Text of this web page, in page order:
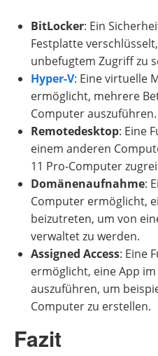
BitLocker: Ein
Festplatte
unbefugtem Zugriff zu
Hyper-V: Eine virtuelle
ermöglicht, mehrere
Computer auszuführen.
Remotedesktop: Eine
einem anderen
11 Pro-Computer
Domänenaufnahme:
Computer ermöglicht,
beizutreten, um von
verwaltet zu werden.
Assigned Access: Eine
ermöglicht, eine App
auszuführen, um
Computer zu erstellen.
Fazit